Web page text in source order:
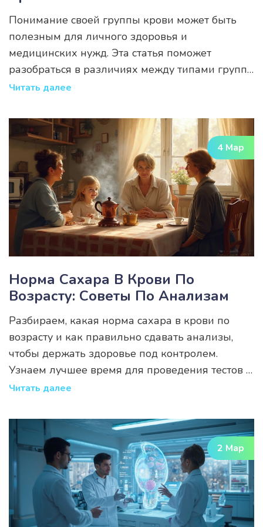
Понимание своей группы крови может быть
полезным для личного здоровья и
медицинских нужд. Эта статья поможет
разобраться в различиях между типами групп
крови и их значимости. Узнайте, как читать
учитывать. Откроем некоторые интересные
факты о группе крови и предложим
практические советы для вашей безопасности.
Читать далее
4 Мар
Норма Сахара В Крови По
Возрасту: Советы По Анализам
Разбираем, какая норма сахара в крови по
возрасту и как правильно сдавать анализы,
чтобы держать здоровье под контролем.
Узнаем лучшее время для проведения тестов и
какие советы помогут подготовиться к
избежать ошибок и получить точные
результаты.
Читать далее
2 Мар